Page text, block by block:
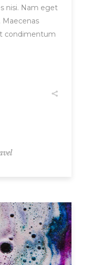
nisi. Nam eget
Maecenas
condimentum